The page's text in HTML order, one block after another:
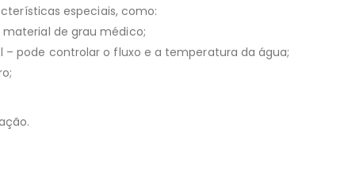
especiais, como:
de grau médico;
pode controlar o fluxo e a temperatura da água;